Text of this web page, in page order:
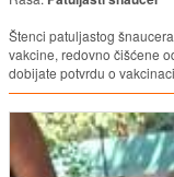
Štenci patuljastog
vakcine, redovno čišćene
dobijate potvrdu o